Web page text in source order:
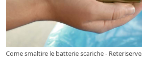
Come smaltire le batterie scariche -